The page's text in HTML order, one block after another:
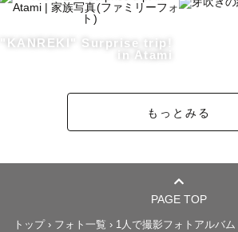
是非、お着物での撮影にもお呼び立て
七五三・お宮参り撮影時にお母様がお着
その都度お直ししております。
⏬️撮影経験のある神社仏閣さまは下記参
山梨県・神奈川県の一部の神社さまにて
多数の撮影経験があります。
"KANREKI" Surprise trip!
in Atami
もっとみる
PAGE TOP
トップ › フォト一覧 › 1人で撮影フォトアルバム